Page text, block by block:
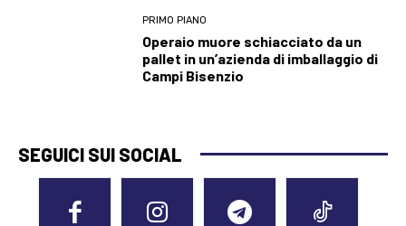
PRIMO PIANO
Operaio muore schiacciato da un
pallet in un’azienda di imballaggio di
Campi Bisenzio
SEGUICI SUI SOCIAL